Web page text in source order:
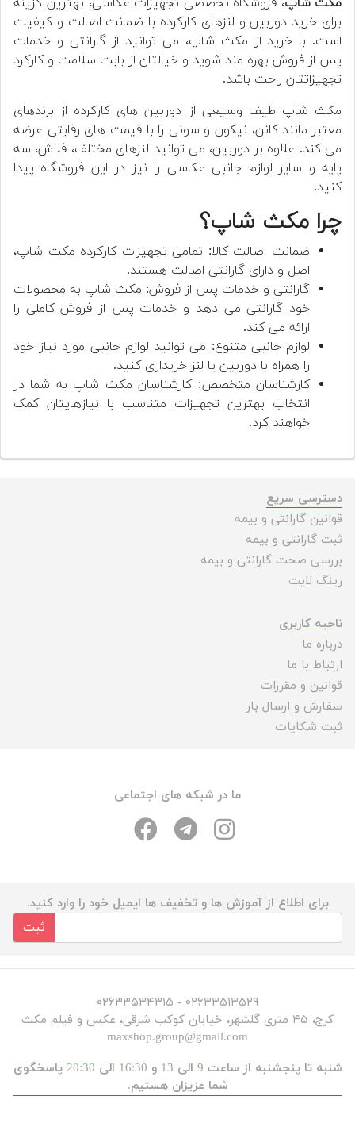
برای خرید دوربین و لنزهای کارکرده با ضمانت اصالت و کیفیت
است. با خرید از مکث شاپ، می توانید از گارانتی و خدمات
پس از فروش بهره مند شوید و خیالتان از بابت سلامت و کارکرد
تجهیزاتتان راحت باشد.
مکث شاپ طیف وسیعی از دوربین های کارکرده از برندهای
معتبر مانند کانن، نیکون و سونی را با قیمت های رقابتی عرضه
می کند. علاوه بر دوربین، می توانید لنزهای مختلف، فلاش، سه
پایه و سایر لوازم جانبی عکاسی را نیز در این فروشگاه پیدا
کنید.
چرا مکث شاپ؟
ضمانت اصالت کالا: تمامی تجهیزات کارکرده مکث شاپ،
اصل و دارای گارانتی اصالت هستند.
گارانتی و خدمات پس از فروش: مکث شاپ به محصولات
خود گارانتی می دهد و خدمات پس از فروش کاملی را
ارائه می کند.
لوازم جانبی متنوع: می توانید لوازم جانبی مورد نیاز خود
را همراه با دوربین یا لنز خریداری کنید.
کارشناسان متخصص: کارشناسان مکث شاپ به شما در
انتخاب بهترین تجهیزات متناسب با نیازهایتان کمک
خواهند کرد.
دسترسی سریع
قوانین گارانتی و بیمه
ثبت گارانتی و بیمه
بررسی صحت گارانتی و بیمه
رینگ لایت
ناحیه کاربری
درباره ما
ارتباط با ما
قوانین و مقررات
سفارش و ارسال بار
ثبت شکایات
ما در شبکه های اجتماعی
برای اطلاع از آموزش ها و تخفیف ها ایمیل خود را وارد کنید.
ثبت
۰۲۶۳۳۵۱۳۵۲۹ - ۰۲۶۳۳۵۳۴۳۱۵
کرج، ۴۵ متری گلشهر، خیابان کوکب شرقی، عکس و فیلم مکث
maxshop.group@gmail.com
شنبه تا پنجشنبه از ساعت 9 الی 13 و 16:30 الی 20:30 پاسخگوی
شما عزیزان هستیم.